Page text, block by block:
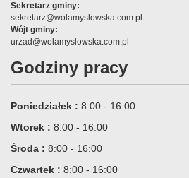
Sekretarz gminy:
sekretarz@wolamyslowska.com.pl
Wójt gminy:
urzad@wolamyslowska.com.pl
Godziny pracy
Poniedziałek : 8:00 - 16:00
Wtorek : 8:00 - 16:00
Środa : 8:00 - 16:00
Czwartek : 8:00 - 16:00